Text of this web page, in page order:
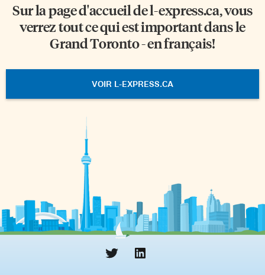
Sur la page d'accueil del-express.ca, vous
verrez tout ce qui est important dans le
Grand Toronto - en français!
VOIR L-EXPRESS.CA